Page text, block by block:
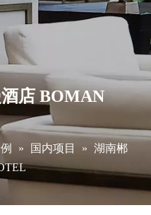
店 BOMAN
» 国内项目 » 湖南郴